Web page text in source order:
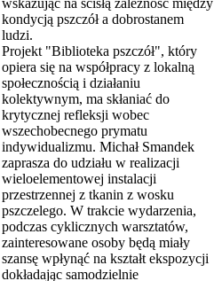
wskazując na ścisłą zależność między
kondycją pszczół a dobrostanem
ludzi.
Projekt "Biblioteka pszczół", który
opiera się na współpracy z lokalną
społecznością i działaniu
kolektywnym, ma skłaniać do
krytycznej refleksji wobec
wszechobecnego prymatu
indywidualizmu. Michał Smandek
zaprasza do udziału w realizacji
wieloelementowej instalacji
przestrzennej z tkanin z wosku
pszczelego. W trakcie wydarzenia,
podczas cyklicznych warsztatów,
zainteresowane osoby będą miały
szansę wpłynąć na kształt ekspozycji
dokładając samodzielnie